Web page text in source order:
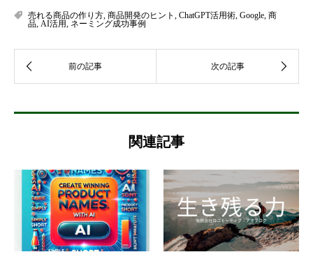
売れる商品の作り方, 商品開発のヒント , ChatGPT活用術, Google, 商
品, AI活用, ネーミング成功事例
関連記事